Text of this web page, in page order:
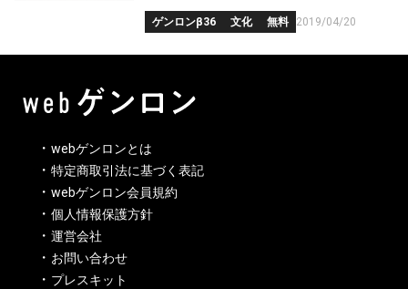
ゲンロンβ36 文化 無料 2019/04/20
webゲンロンとは
特定商取引法に基づく表記
webゲンロン会員規約
個人情報保護方針
運営会社
お問い合わせ
プレスキット